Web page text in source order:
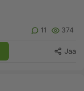
11 374
Jaa